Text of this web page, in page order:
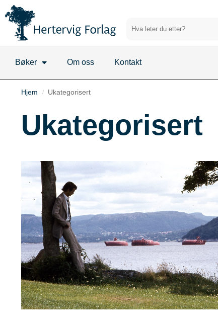
Bøker Om oss Kontakt
Hjem / Ukategorisert
Ukategorisert